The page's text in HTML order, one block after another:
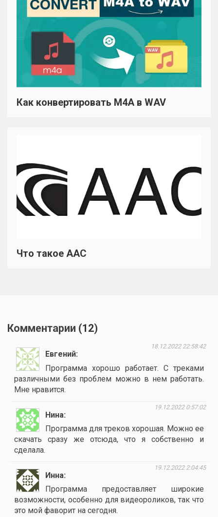
Как конвертировать M4A в WAV
Что такое AAC
Комментарии (12)
Евгений
18.12.2022 22:58:42
Программа хорошо работает. С треками
различными без проблем можно в нем работать.
Мне нравится.
Нина
19.12.2022 0:57:02
Программа для треков хорошая. Можно ее
скачать сразу же отсюда, что я собственно и
сделала.
Инна
19.12.2022 2:04:45
Программа предоставляет широкие
возможности, особенно для видеороликов, так что
это мой фаворит на сегодня.